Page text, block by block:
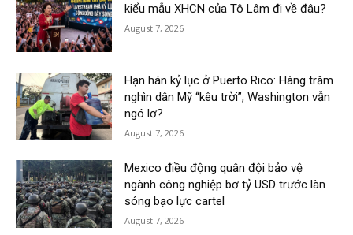
kiểu mẫu XHCN của Tô Lâm đi về đâu?
August 7, 2026
Hạn hán kỷ lục ở Puerto Rico: Hàng trăm
nghìn dân Mỹ “kêu trời”, Washington vẫn
ngó lơ?
August 7, 2026
Mexico điều động quân đội bảo vệ
ngành công nghiệp bơ tỷ USD trước làn
sóng bạo lực cartel
August 7, 2026